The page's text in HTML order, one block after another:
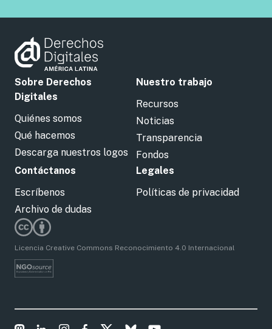
Sobre Derechos
Digitales
Quiénes somos
Qué hacemos
Descarga nuestros logos
Nuestro trabajo
Recursos
Noticias
Transparencia
Fondos
Contáctanos
Escríbenos
Archivo de dudas
Legales
Políticas de privacidad
Licencia Creative Commons Reconocimiento 4.0 Internacional